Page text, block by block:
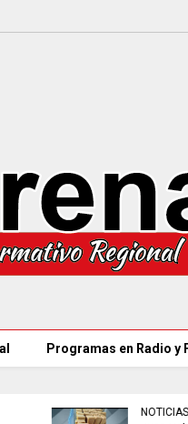
Programas en Radio y